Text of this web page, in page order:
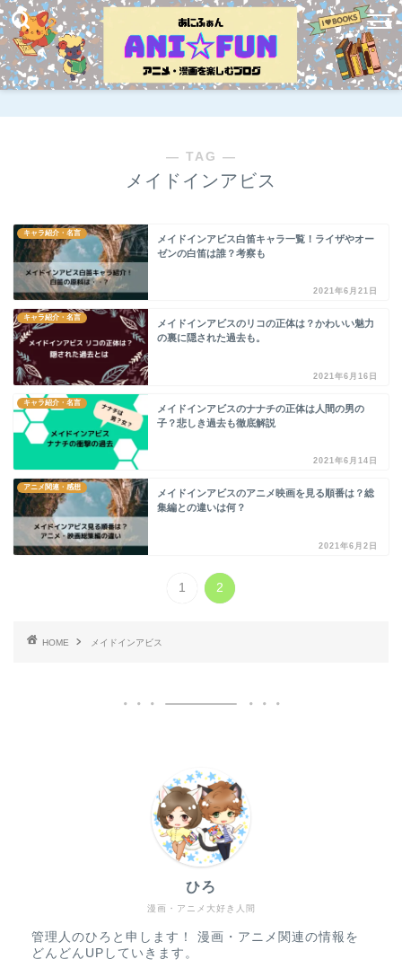
― TAG ―
メイドインアビス
キャラ紹介・名言
メイドインアビス白笛キャラ一覧！ライザやオー
ゼンの白笛は誰？考察も
2021年6月21日
キャラ紹介・名言
メイドインアビスのリコの正体は？かわいい魅力
の裏に隠された過去も。
2021年6月16日
キャラ紹介・名言
メイドインアビスのナナチの正体は人間の男の
子？悲しき過去も徹底解説
2021年6月14日
アニメ関連・感想
メイドインアビスのアニメ映画を見る順番は？総
集編との違いは何？
2021年6月2日
1 2
HOME メイドインアビス
漫画・アニメ大好き人間
ひろ
管理人のひろと申します！ 漫画・アニメ関連の情報を
どんどんUPしていきます。